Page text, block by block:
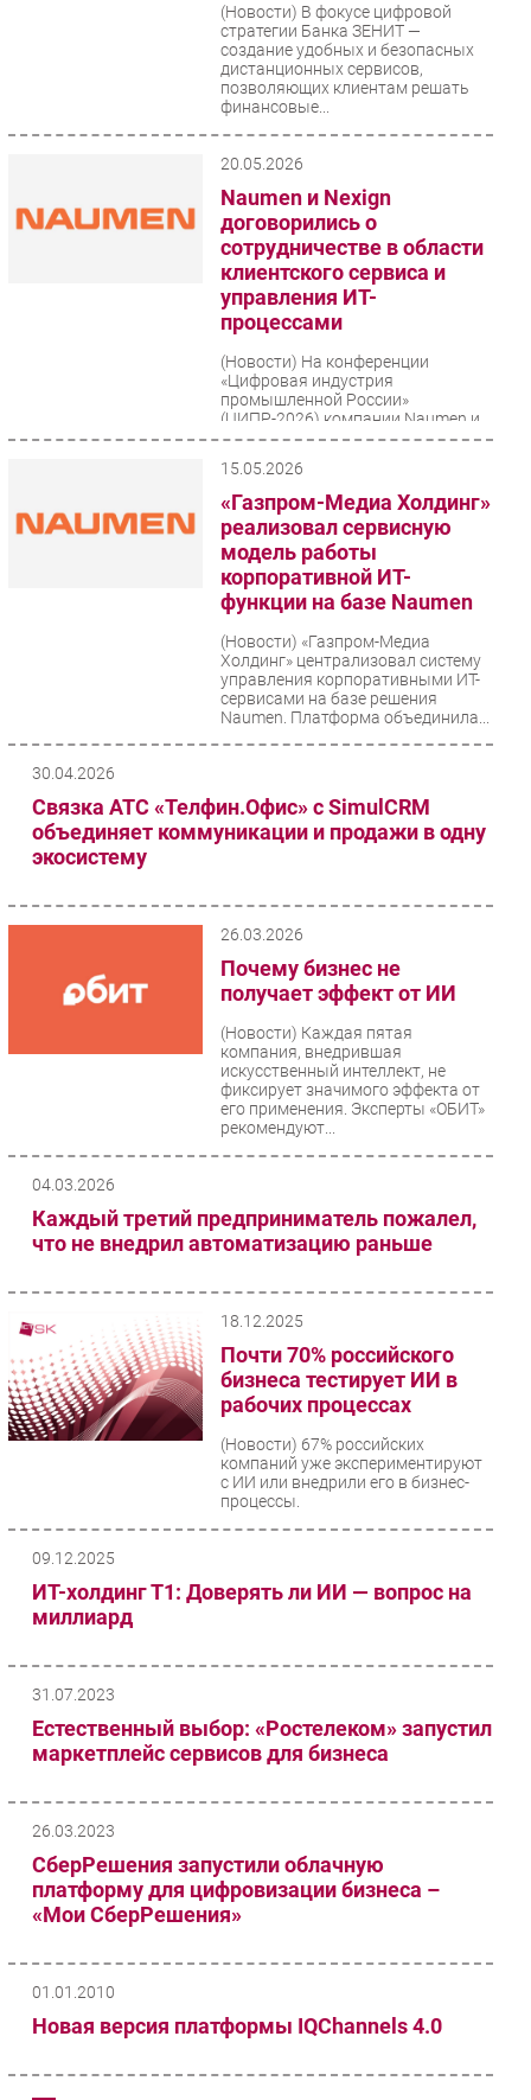
(Новости) В фокусе цифровой
стратегии Банка ЗЕНИТ —
создание удобных и безопасных
дистанционных сервисов,
позволяющих клиентам решать
финансовые...
20.05.2026
Naumen и Nexign
договорились о
сотрудничестве в области
клиентского сервиса и
управления ИТ-
процессами
(Новости) На конференции
«Цифровая индустрия
промышленной России»
(ЦИПР-2026) компании Naumen и
Nexign подписали соглашение о
15.05.2026
«Газпром-Медиа Холдинг»
реализовал сервисную
модель работы
корпоративной ИТ-
функции на базе Naumen
(Новости) «Газпром-Медиа
Холдинг» централизовал систему
управления корпоративными ИТ-
сервисами на базе решения
Naumen. Платформа объединила...
30.04.2026
Связка АТС «Телфин.Офис» с SimulCRM
объединяет коммуникации и продажи в одну
экосистему
26.03.2026
Почему бизнес не
получает эффект от ИИ
(Новости) Каждая пятая
компания, внедрившая
искусственный интеллект, не
фиксирует значимого эффекта от
его применения. Эксперты «ОБИТ»
рекомендуют...
04.03.2026
Каждый третий предприниматель пожалел,
что не внедрил автоматизацию раньше
18.12.2025
Почти 70% российского
бизнеса тестирует ИИ в
рабочих процессах
(Новости) 67% российских
компаний уже экспериментируют
с ИИ или внедрили его в бизнес-
процессы.
09.12.2025
ИТ-холдинг Т1: Доверять ли ИИ — вопрос на
миллиард
31.07.2023
Естественный выбор: «Ростелеком» запустил
маркетплейс сервисов для бизнеса
26.03.2023
СберРешения запустили облачную
платформу для цифровизации бизнеса –
«Мои СберРешения»
01.01.2010
Новая версия платформы IQChannels 4.0